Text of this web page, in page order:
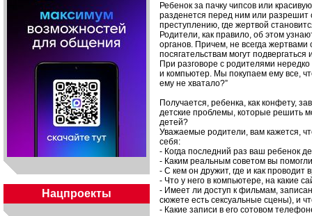
Нацпроекты
Ребенок за пачку чипсов или
разденется перед ним или разрешит
преступлению, где жертвой
Родители, как правило, об этом
органов. Причем, не всегда
посягательствам могут
При разговоре с родителями
и компьютер. Мы покупаем ему все,
ему не хватало?”
Получается, ребенка, как конфету,
детские проблемы, которые решить
детей?
Уважаемые родители, вам кажется,
себя:
- Когда последний раз ваш ребенок
- Каким реальным советом вы
- С кем он дружит, где и как проводит
- Что у него в компьютере, на какие
- Имеет ли доступ к фильмам,
сюжете есть сексуальные сцены), и
- Какие записи в его сотовом